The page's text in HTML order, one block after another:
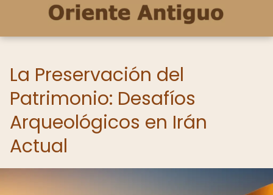
La Preservación del
Patrimonio: Desafíos
Arqueológicos en Irán
Actual